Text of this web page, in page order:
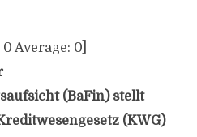
0 Average: 0]
(BaFin) stellt
(KWG)